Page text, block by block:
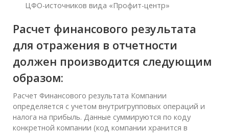
ЦФО-источников вида «Профит-центр»
Расчет финансового результата
для отражения в отчетности
должен производится следующим
образом:
Расчет Финансового результата Компании
определяется с учетом внутригрупповых операций и
налога на прибыль. Данные суммируются по коду
конкретной компании (код компании хранится в